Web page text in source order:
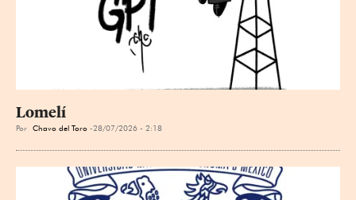
Lomelí
Por Chavo del Toro 28/07/2026 - 2:18